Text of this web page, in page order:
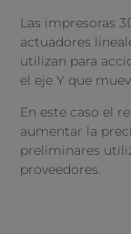
Las impresoras
actuadores
utilizan para
el eje Y que
En este caso el
aumentar la
preliminares
proveedores.